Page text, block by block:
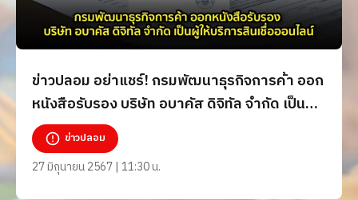
ข่าวปลอม อย่าแชร์! กรมพัฒนาธุรกิจการค้า ออก
หนังสือรับรอง บริษัท อบาคัส ดิจิทัล จำกัด เป็นผู้
ให้บริการสินเชื่อออนไลน์
ข่าวปลอม
27 มิถุนายน 2567 | 11:30 น.